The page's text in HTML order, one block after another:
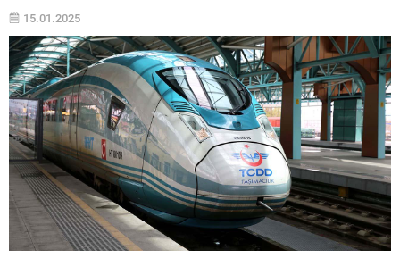
15.01.2025